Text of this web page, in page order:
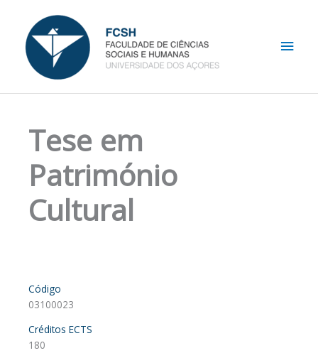
content
Tese em
Património
Cultural
Código
03100023
Créditos ECTS
180